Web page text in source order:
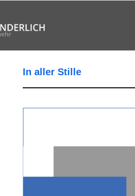
In aller Stille